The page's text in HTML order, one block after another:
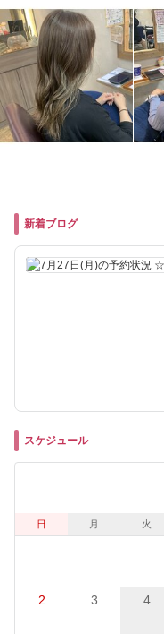
新着ブログ
スケジュール
日 月 火
2 3 4